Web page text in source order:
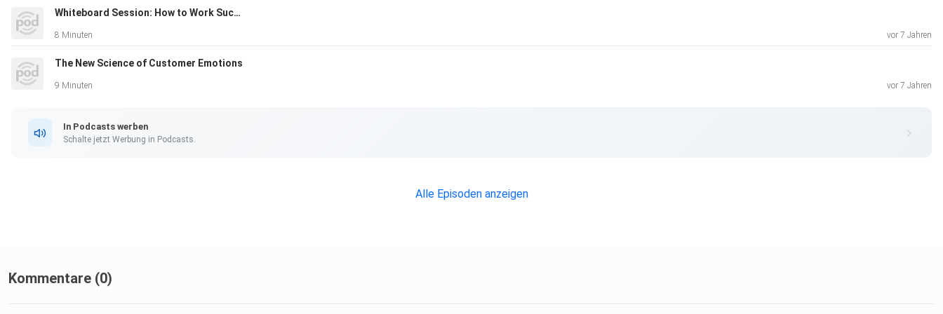
Whiteboard Session: How to Work Successfully Across Borders
8 Minuten vor 7 Jahren
The New Science of Customer Emotions
9 Minuten vor 7 Jahren
In Podcasts werben
Schalte jetzt Werbung in Podcasts.
Alle Episoden anzeigen
Kommentare (0)